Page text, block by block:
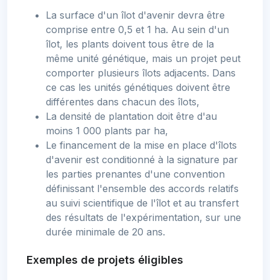
La surface d'un îlot d'avenir devra être
comprise entre 0,5 et 1 ha. Au sein d'un
îlot, les plants doivent tous être de la
même unité génétique, mais un projet peut
comporter plusieurs îlots adjacents. Dans
ce cas les unités génétiques doivent être
différentes dans chacun des îlots,
La densité de plantation doit être d'au
moins 1 000 plants par ha,
Le financement de la mise en place d'îlots
d'avenir est conditionné à la signature par
les parties prenantes d'une convention
définissant l'ensemble des accords relatifs
au suivi scientifique de l'îlot et au transfert
des résultats de l'expérimentation, sur une
durée minimale de 20 ans.
Exemples de projets éligibles